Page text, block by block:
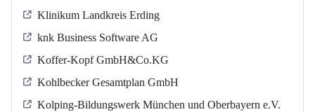
Klinikum Landkreis Erding
knk Business Software AG
Koffer-Kopf GmbH&Co.KG
Kohlbecker Gesamtplan GmbH
Kolping-Bildungswerk München und Oberbayern e.V.